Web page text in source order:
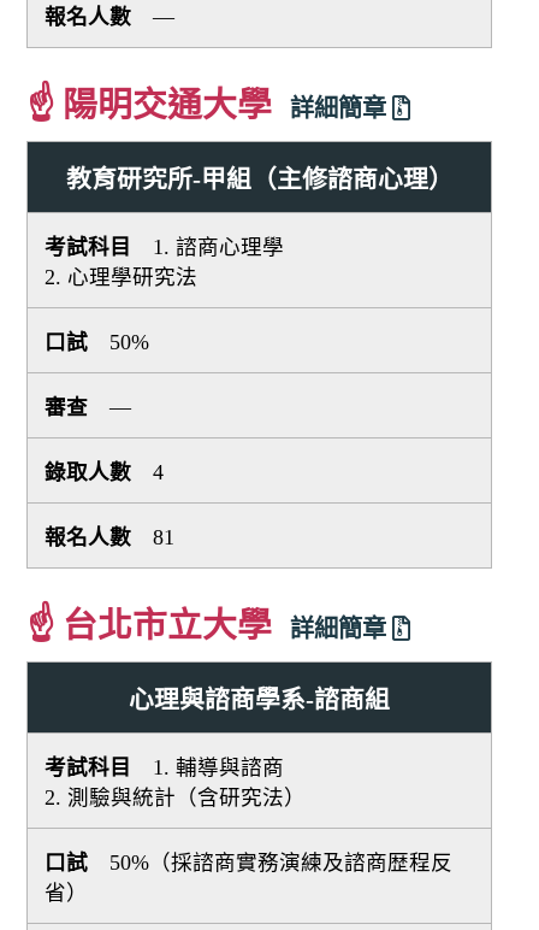
—
☝ 陽明交通大學 詳細簡章
教育研究所-甲組（主修諮商心理）
1. 諮商心理學
2. 心理學研究法
50%
—
4
81
☝ 台北市立大學 詳細簡章
心理與諮商學系-諮商組
1. 輔導與諮商
2. 測驗與統計（含研究法）
50%（採諮商實務演練及諮商歴程反
省）